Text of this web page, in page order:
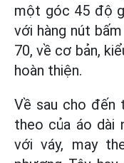
một góc 45 độ
với hàng nút
70, về cơ bản,
hoàn thiện.
Về sau cho đến
theo của áo dài
với váy, may